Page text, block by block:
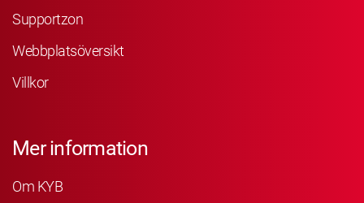
Supportzon
Webbplatsöversikt
Villkor
Mer information
Om KYB